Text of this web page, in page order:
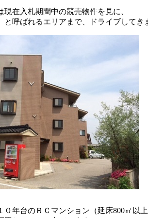
現在入札期間中の競売物件を見に、
と呼ばれるエリアまで、ドライブしてき
０年台のＲＣマンション（延床800㎡以上